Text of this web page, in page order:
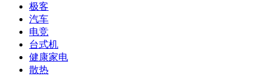
极客
汽车
电竞
台式机
健康家电
散热